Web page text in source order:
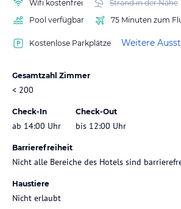
Wifi kostenfrei
Strand in der Nähe
Pool verfügbar
75 Minuten zum
Kostenlose Parkplätze Weitere
Gesamtzahl Zimmer
< 200
Check-In
ab 14:00 Uhr
Check-Out
bis 12:00 Uhr
Barrierefreiheit
Nicht alle Bereiche des Hotels sind
Haustiere
Nicht erlaubt